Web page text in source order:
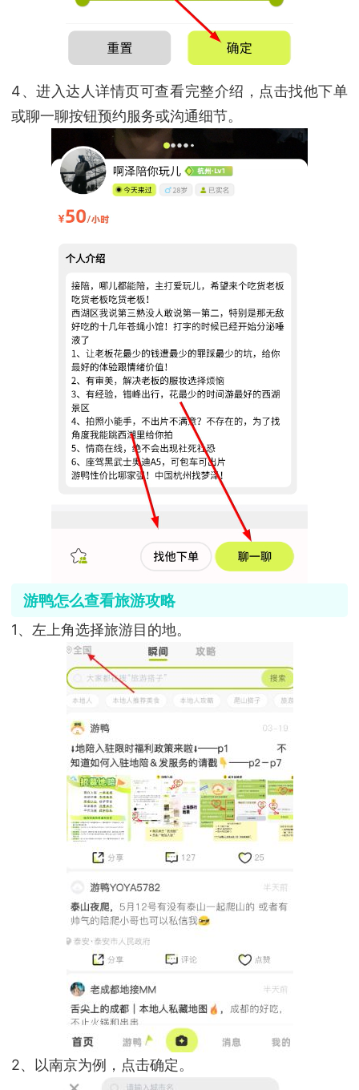
4、进入达人详情页可查看完整介绍，点击找他下单
或聊一聊按钮预约服务或沟通细节。
游鸭怎么查看旅游攻略
1、左上角选择旅游目的地。
2、以南京为例，点击确定。